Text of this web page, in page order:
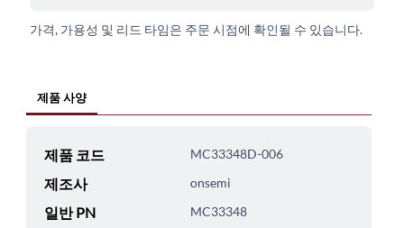
가격, 가용성 및 리드 타임은 주문 시점에 확인될 수 있습니다.
제품 사양
제품 코드 MC33348D-006
제조사 onsemi
일반 PN MC33348